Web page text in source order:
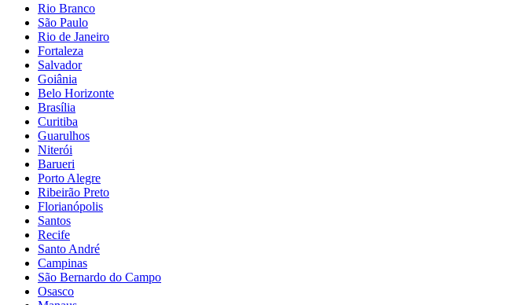
Rio Branco
São Paulo
Rio de Janeiro
Fortaleza
Salvador
Goiânia
Belo Horizonte
Brasília
Curitiba
Guarulhos
Niterói
Barueri
Porto Alegre
Ribeirão Preto
Florianópolis
Santos
Recife
Santo André
Campinas
São Bernardo do Campo
Osasco